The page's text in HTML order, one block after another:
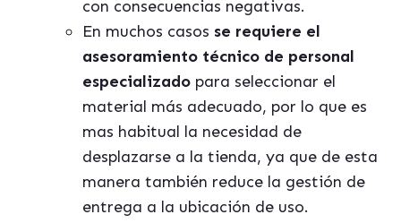
con consecuencias negativas.
En muchos casos se requiere el
asesoramiento técnico de personal
especializado para seleccionar el
material más adecuado, por lo que es
mas habitual la necesidad de
desplazarse a la tienda, ya que de esta
manera también reduce la gestión de
entrega a la ubicación de uso.